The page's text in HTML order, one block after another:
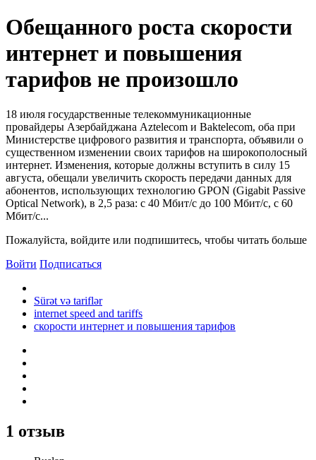
Обещанного роста скорости
интернет и повышения
тарифов не произошло
18 июля государственные телекоммуникационные
провайдеры Азербайджана Aztelecom и Baktelecom, оба при
Министерстве цифрового развития и транспорта, объявили о
существенном изменении своих тарифов на широкополосный
интернет. Изменения, которые должны вступить в силу 15
августа, обещали увеличить скорость передачи данных для
абонентов, использующих технологию GPON (Gigabit Passive
Optical Network), в 2,5 раза: с 40 Мбит/с до 100 Мбит/с, с 60
Мбит/с...
Пожалуйста, войдите или подпишитесь, чтобы читать больше
Войти Подписаться
Sürət və tariflər
internet speed and tariffs
скорости интернет и повышения тарифов
1 отзыв